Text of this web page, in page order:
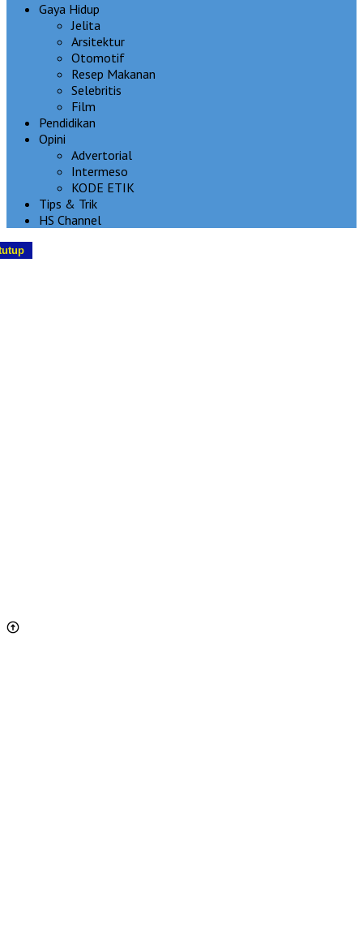
Gaya Hidup
Jelita
Arsitektur
Otomotif
Resep Makanan
Selebritis
Film
Pendidikan
Opini
Advertorial
Intermeso
KODE ETIK
Tips & Trik
HS Channel